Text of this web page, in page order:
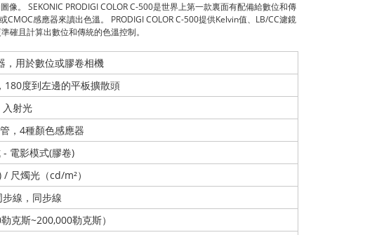
。 SEKONIC PRODIGI COLOR C-500是世界上第一款裏面有配備給數位和傳
感應器來讀出色溫。 PRODIGI COLOR C-500提供Kelvin值、LB/CC濾鏡
確且計算出數位和傳統的色溫控制。
，用於數位或膠卷相機
180度到左邊的平板擴散頭
入射光
，4種顏色感應器
- 電影模式(膠卷)
/ 尺燭光（cd/m²）
線，同步線
克斯~200,000勒克斯）